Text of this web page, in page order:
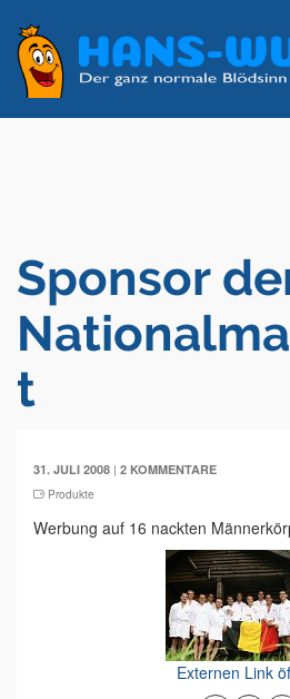
Sponsor
t
31. JULI 2008 | 2 KOMMENTARE
Produkte
Werbung auf 16 nackten
Externen Link